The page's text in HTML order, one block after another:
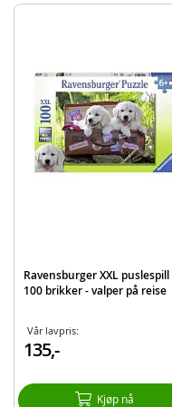
Ravensburger XXL Paw
Alder: fra 6 år
Produktdetaljer
Modell
Ravensburger XXL puslespill
100 brikker - valper på reise
Vår lavpris:
135,-
Kjøp nå